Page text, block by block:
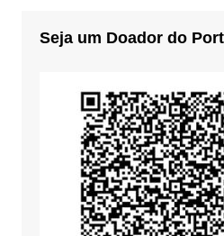
Seja um Doador do